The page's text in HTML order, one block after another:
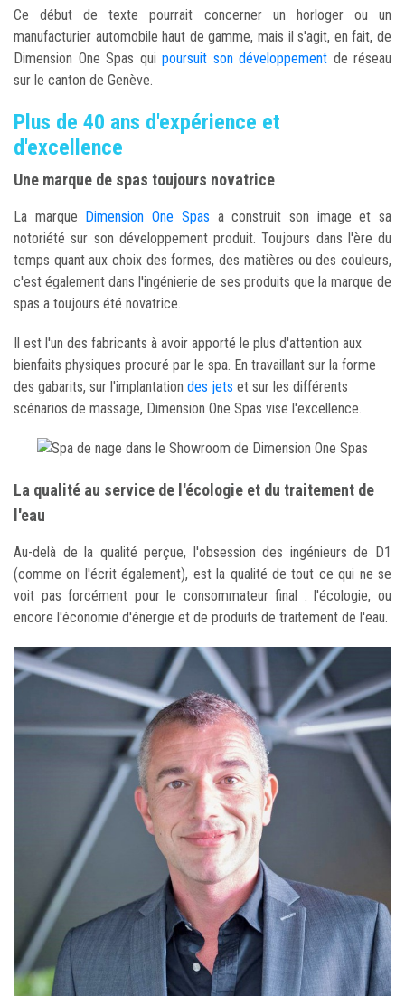
Ce début de texte pourrait concerner un horloger ou un
manufacturier automobile haut de gamme, mais il s'agit, en fait, de
Dimension One Spas qui poursuit son développement de réseau
sur le canton de Genève.
Plus de 40 ans d'expérience et
d'excellence
Une marque de spas toujours novatrice
La marque Dimension One Spas a construit son image et sa
notoriété sur son développement produit. Toujours dans l'ère du
temps quant aux choix des formes, des matières ou des couleurs,
c'est également dans l'ingénierie de ses produits que la marque de
spas a toujours été novatrice.
Il est l'un des fabricants à avoir apporté le plus d'attention aux
bienfaits physiques procuré par le spa. En travaillant sur la forme
des gabarits, sur l'implantation des jets et sur les différents
scénarios de massage, Dimension One Spas vise l'excellence.
La qualité au service de l'écologie et du traitement de
l'eau
Au-delà de la qualité perçue, l'obsession des ingénieurs de D1
(comme on l'écrit également), est la qualité de tout ce qui ne se
voit pas forcément pour le consommateur final : l'écologie, ou
encore l'économie d'énergie et de produits de traitement de l'eau.